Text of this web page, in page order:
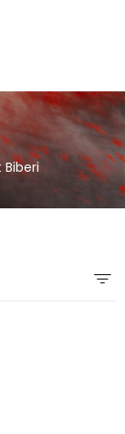
Biberi